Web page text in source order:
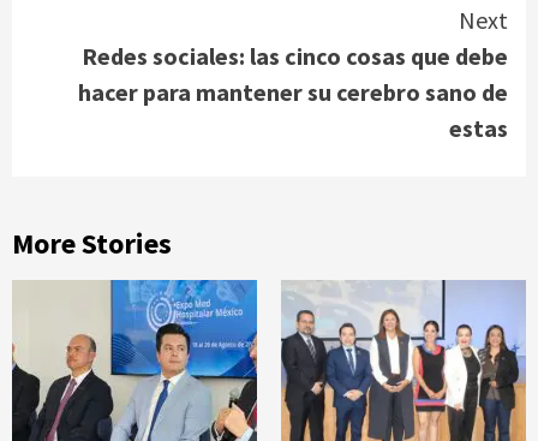
Next
Redes sociales: las cinco cosas que debe
hacer para mantener su cerebro sano de
estas
More Stories